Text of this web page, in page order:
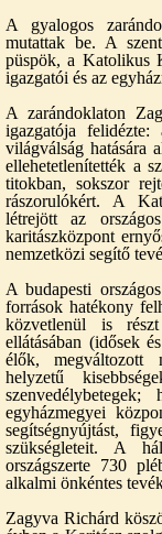
A gyalogos
mutattak be. A
püspök, a Katolikus
igazgatói és az
A zarándoklaton
igazgatója
világválság hatására
ellehetetlenítették a
titokban, sokszor
rászorulókért. A
létrejött az
karitászközpont
nemzetközi segítő
A budapesti
források hatékony
közvetlenül is
ellátásában (idősek
élők, megváltozott
helyzetű
egyházmegyei
segítségnyújtást,
szükségleteit. A
országszerte 730
alkalmi önkéntes
Zagyva Richárd